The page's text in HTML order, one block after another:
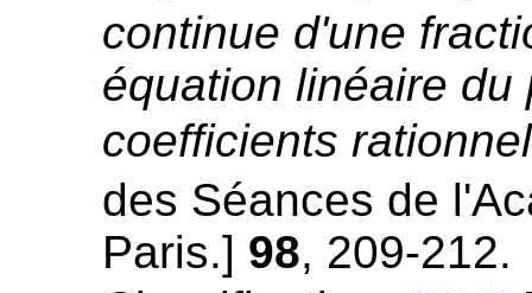
continue d'une
équation linéaire du
coefficients
des Séances de
Paris.] 98, 209-212.